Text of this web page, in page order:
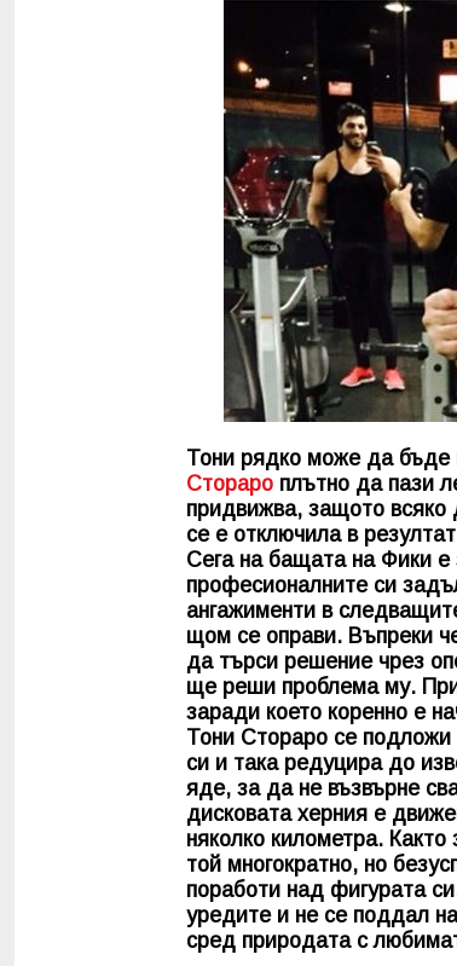
Тони рядко може да бъде
Стораро плътно да пази
придвижва, защото
се е отключила в
Сега на бащата на Фики
професионалните си
ангажименти в
щом се оправи. Въпреки
да търси решение чрез
ще реши проблема му.
заради което коренно е
Тони Стораро се подложи
си и така редуцира до
яде, за да не възвърне
дисковата херния е
няколко километра.
той многократно, но
поработи над фигурата
уредите и не се поддал
сред природата с